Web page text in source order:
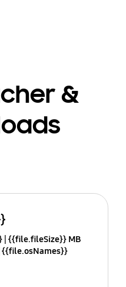
&
{{file.fileSize}} MB
{{file.osNames}}